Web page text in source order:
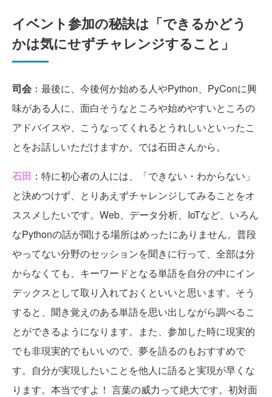
イベント参加の秘訣は「できるかどう
かは気にせずチャレンジすること」
司会 ：最後に、今後何か始める人やPython、PyConに興
味がある人に、面白そうなところや始めやすいところの
アドバイスや、こうなってくれるとうれしいといったこ
とをお話しいただけますか。では石田さんから。
石田 ：特に初心者の人には、「できない・わからない」
と決めつけず、とりあえずチャレンジしてみることをオ
ススメしたいです。Web、データ分析、IoTなど、いろん
なPythonの話が聞ける場所はめったにありません。普段
やってない分野のセッションを聞きに行って、全部は分
からなくても、キーワードとなる単語を自分の中にイン
デックスとして取り入れておくといいと思います。そう
すると、聞き覚えのある単語を思い出しながら調べるこ
とができるようになります。また、参加した時に現実的
でも非現実的でもいいので、夢を語るのもおすすめで
す。自分が実現したいことを他人に語ると実現が早くな
ります。本当ですよ！ 言葉の威力って絶大です。初対面